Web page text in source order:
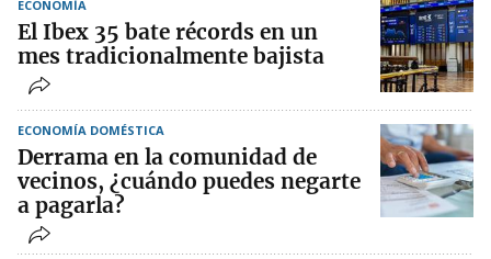
ECONOMÍA
El Ibex 35 bate récords en un
mes tradicionalmente bajista
ECONOMÍA DOMÉSTICA
Derrama en la comunidad de
vecinos, ¿cuándo puedes negarte
a pagarla?